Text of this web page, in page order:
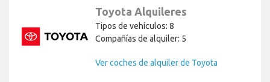
Toyota Alquileres
Tipos de vehículos: 8
Compañías de alquiler: 5
Ver coches de alquiler de Toyota